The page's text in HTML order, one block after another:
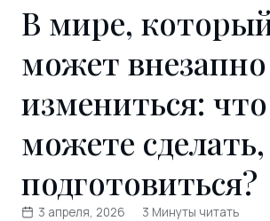
В мире,
может внезапно
измениться:
можете
подготовиться?
3 апреля, 2026 3 Минуты читать